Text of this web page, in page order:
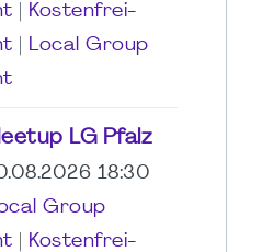
Kostenfrei-
Local Group
LG Pfalz
18:30
Group
Kostenfrei-